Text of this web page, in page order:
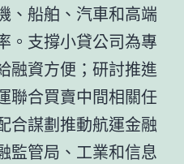
、船舶、汽車和高端
。支撐小貸公司為專
融資方便；研討推進
聯合買賣中間相關任
合謀劃推動航運金融
監管局、工業和信息